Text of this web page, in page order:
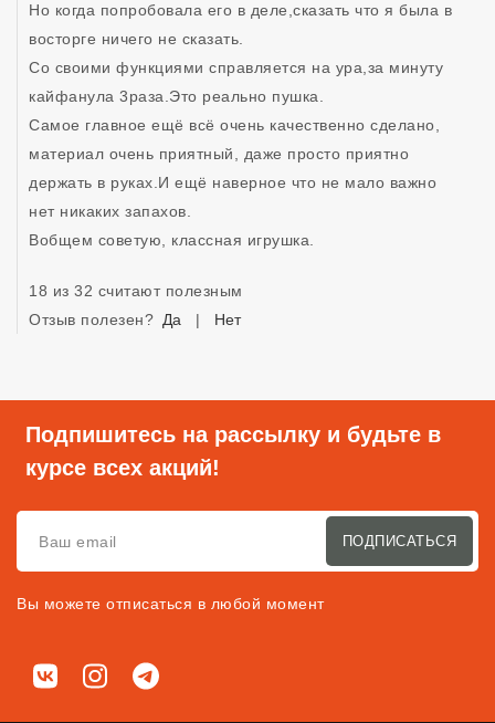
Но когда попробовала его в деле,сказать что я была в
восторге ничего не сказать.
Со своими функциями справляется на ура,за минуту
кайфанула 3раза.Это реально пушка.
Самое главное ещё всё очень качественно сделано,
материал очень приятный, даже просто приятно
держать в руках.И ещё наверное что не мало важно
нет никаких запахов.
Вобщем советую, классная игрушка.
18 из 32 считают полезным
Отзыв полезен? Да | Нет
Подпишитесь на рассылку и будьте в
курсе всех акций!
ПОДПИСАТЬСЯ
Вы можете отписаться в любой момент
Мы в соц. сетях
ВКонтактеInstagramTelegram